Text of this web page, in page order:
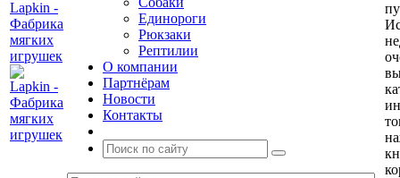
Единороги
Рюкзаки
Рептилии
О компании
Партнёрам
Новости
Контакты